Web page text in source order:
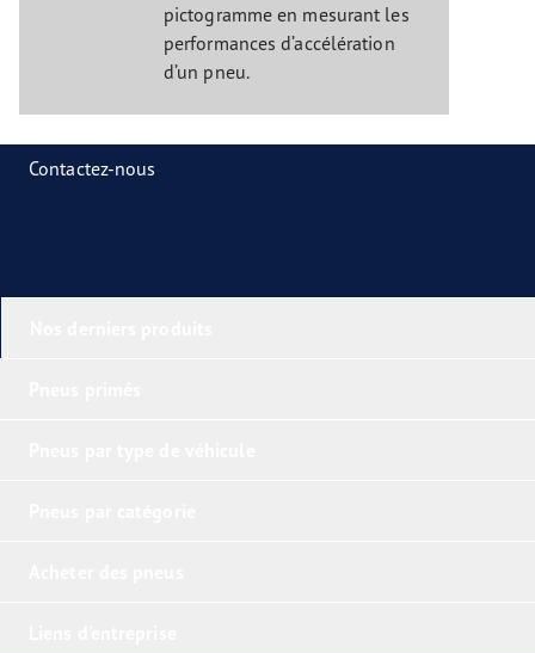
pictogramme en mesurant les
performances d’accélération
d’un pneu.
Contactez-nous